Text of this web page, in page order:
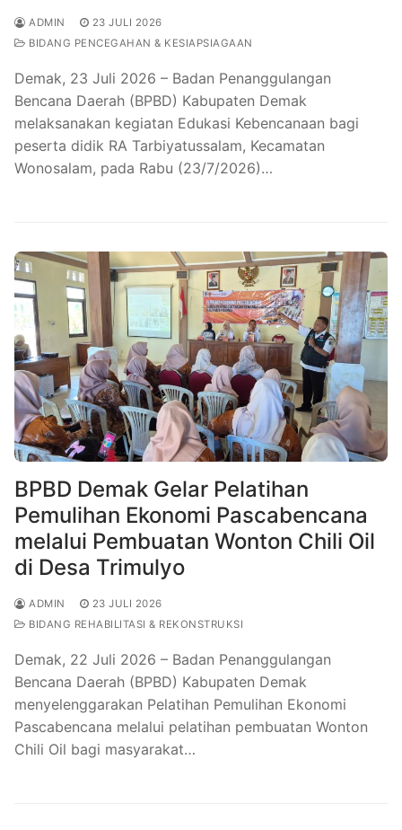
ADMIN
23 JULI 2026
BIDANG PENCEGAHAN & KESIAPSIAGAAN
Demak, 23 Juli 2026 – Badan Penanggulangan
Bencana Daerah (BPBD) Kabupaten Demak
melaksanakan kegiatan Edukasi Kebencanaan bagi
peserta didik RA Tarbiyatussalam, Kecamatan
Wonosalam, pada Rabu (23/7/2026)…
BPBD Demak Gelar Pelatihan
Pemulihan Ekonomi Pascabencana
melalui Pembuatan Wonton Chili Oil
di Desa Trimulyo
ADMIN
23 JULI 2026
BIDANG REHABILITASI & REKONSTRUKSI
Demak, 22 Juli 2026 – Badan Penanggulangan
Bencana Daerah (BPBD) Kabupaten Demak
menyelenggarakan Pelatihan Pemulihan Ekonomi
Pascabencana melalui pelatihan pembuatan Wonton
Chili Oil bagi masyarakat…